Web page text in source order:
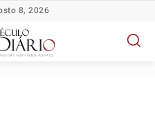
8, 2026